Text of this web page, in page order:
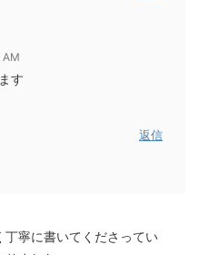
AM
す
返信
丁寧に書いてくださってい